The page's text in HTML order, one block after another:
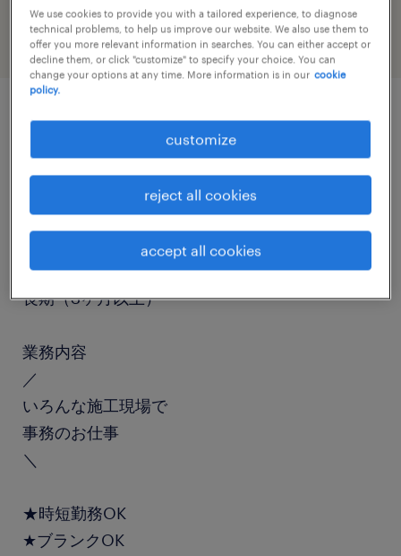
一般事務・OA事務
勤務期間
長期（3ヶ月以上）
業務内容
／
いろんな施工現場で
事務のお仕事
＼
★時短勤務OK
★ブランクOK
We use cookies to provide you with a tailored experience, to diagnose
technical problems, to help us improve our website. We also use them to
offer you more relevant information in searches. You can either accept or
decline them, or click "customize" to specify your choice. You can
change your options at any time. More information is in our cookie
policy.
customize
reject all cookies
accept all cookies